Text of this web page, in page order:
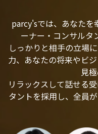
parcy'sでは、あなたを
ーナー・コンサルタ
しっかりと相手の立場
力、あなたの将来やビ
見
リラックスして話せる
タントを採用し、全員